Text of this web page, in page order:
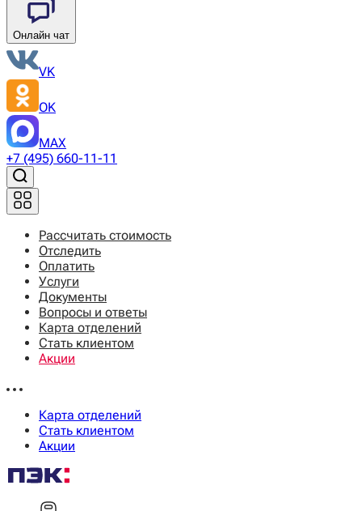
Онлайн чат
VK
OK
MAX
+7 (495) 660-11-11
Рассчитать стоимость
Отследить
Оплатить
Услуги
Документы
Вопросы и ответы
Карта отделений
Стать клиентом
Акции
Карта отделений
Стать клиентом
Акции